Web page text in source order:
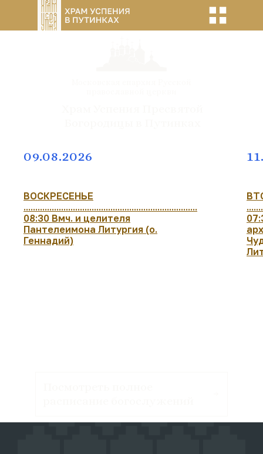
09.08.2026
ВОСКРЕСЕНЬЕ
..........................................................................
08:30 Вмч. и целителя
Пантелеимона Литургия (о.
Геннадий)